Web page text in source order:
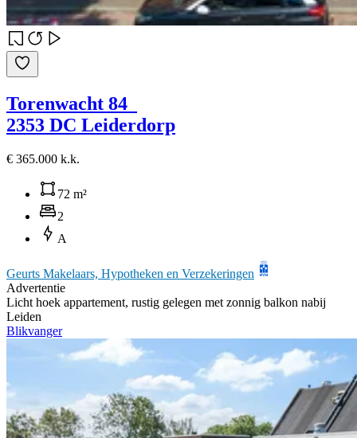
Torenwacht 84
2353 DC Leiderdorp
€ 365.000 k.k.
72 m²
2
A
Geurts Makelaars, Hypotheken en Verzekeringen
Advertentie
Licht hoek appartement, rustig gelegen met zonnig balkon nabij
Leiden
Blikvanger